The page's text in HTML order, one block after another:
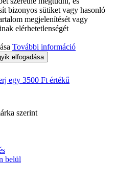
bizonyos sütiket vagy hasonló
megjelenítését vagy
elérhetetlenségét
További információ
elfogadása
egy 3500 Ft értékű
szerint
belül